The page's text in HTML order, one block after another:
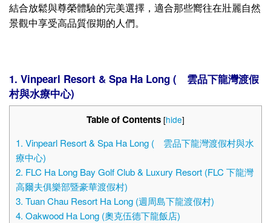
結合放鬆與尊榮體驗的完美選擇，適合那些嚮往在壯麗自然
景觀中享受高品質假期的人們。
1. Vinpearl Resort & Spa Ha Long ( 雲品下龍灣渡假
村與水療中心)
Table of Contents [hide]
1. Vinpearl Resort & Spa Ha Long ( 雲品下龍灣渡假村與水
療中心)
2. FLC Ha Long Bay Golf Club & Luxury Resort (FLC 下龍灣
高爾夫俱樂部暨豪華渡假村)
3. Tuan Chau Resort Ha Long (週周島下龍渡假村)
4. Oakwood Ha Long (奧克伍德下龍飯店)